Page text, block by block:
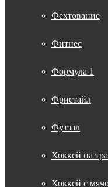
Фехтование
Фитнес
Формула 1
Фристайл
Футзал
Хоккей на
Хоккей с